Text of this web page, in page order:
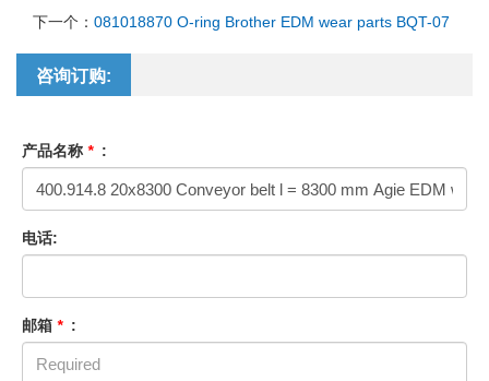
下一个： 081018870 O-ring Brother EDM wear parts BQT-07
咨询订购:
产品名称 * :
电话:
邮箱 * :